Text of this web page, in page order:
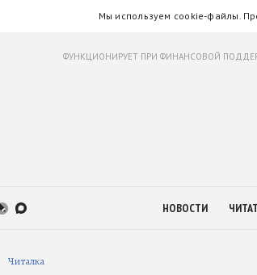
Мы используем cookie-файлы.
ФУНКЦИОНИРУЕТ ПРИ ФИНАНСОВОЙ
НОВОСТИ
Читалка